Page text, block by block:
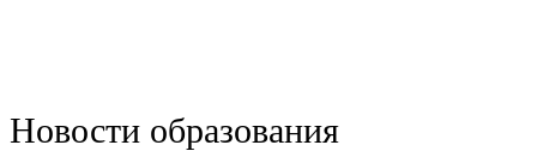
Новости образования